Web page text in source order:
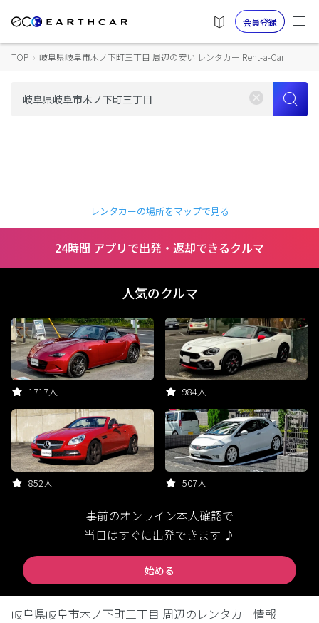
会員登録
TOP › 岐阜県岐阜市木ノ下町三丁目 周辺の安い レンタカー Rent-a-Car
レンタカーの場所をマップで見る
24時間 アプリで出発・返却できるクルマ
人気のクルマ
1717人 984人
852人 507人
事前のオンライン本人確認で
当日はすぐに出発できます ♪
始める
岐阜県岐阜市木ノ下町三丁目 周辺のレンタカー情報